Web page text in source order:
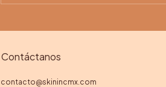
Contáctanos
contacto@skinincmx.com